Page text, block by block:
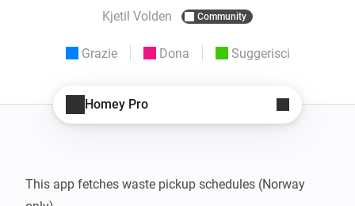
Kjetil Volden Community
Grazie Dona Suggerisci
Homey Pro
This app fetches waste pickup schedules (Norway